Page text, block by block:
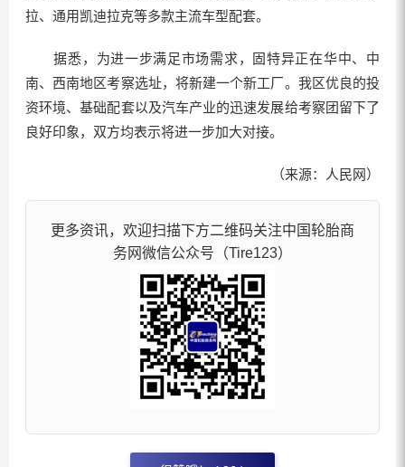
拉、通用凯迪拉克等多款主流车型配套。
据悉，为进一步满足市场需求，固特异正在华中、中
南、西南地区考察选址，将新建一个新工厂。我区优良的投
资环境、基础配套以及汽车产业的迅速发展给考察团留下了
良好印象，双方均表示将进一步加大对接。
（来源：人民网）
更多资讯，欢迎扫描下方二维码关注中国轮胎商
务网微信公众号（Tire123）